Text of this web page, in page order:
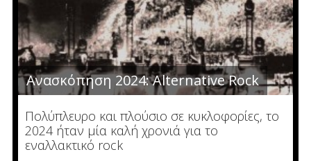
Ανασκόπηση 2024: Alternative Rock
Πολύπλευρο και πλούσιο σε κυκλοφορίες, το
2024 ήταν μία καλή χρονιά για το
εναλλακτικό rock